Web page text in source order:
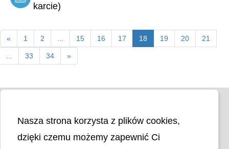
karcie)
« 1 2 15 16 17 18 19 20 21
33 34 »
Nasza strona korzysta z plików cookies,
dzięki czemu możemy zapewnić Ci